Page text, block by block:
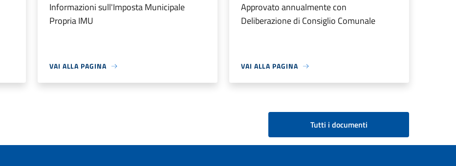
Informazioni sull'Imposta Municipale
Propria IMU
VAI ALLA PAGINA
Approvato annualmente con
Deliberazione di Consiglio Comunale
VAI ALLA PAGINA
Tutti i documenti